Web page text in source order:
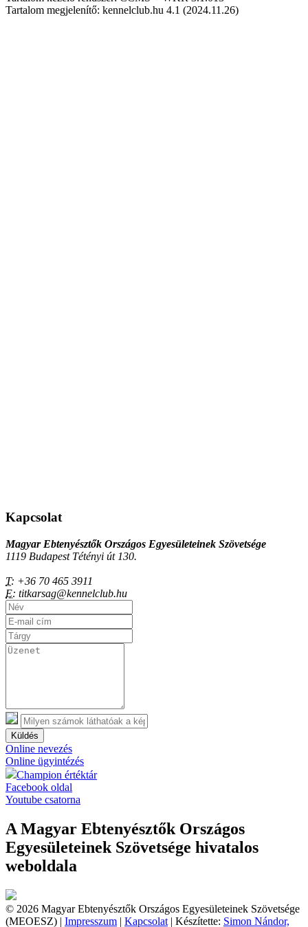
Tartalom megjelenítő: kennelclub.hu 4.1 (2024.11.26)
Kapcsolat
Magyar Ebtenyésztők Országos Egyesületeinek Szövetsége
1119 Budapest Tétényi út 130.
T: +36 70 465 3911
E: titkarsag@kennelclub.hu
Küldés
Online nevezés
Online ügyintézés
Champion értéktár
Facebook oldal
Youtube csatorna
A Magyar Ebtenyésztők Országos
Egyesületeinek Szövetsége hivatalos
weboldala
© 2026 Magyar Ebtenyésztők Országos Egyesületeinek Szövetsége
(MEOESZ) | Impresszum | Kapcsolat | Készítette: Simon Nándor,